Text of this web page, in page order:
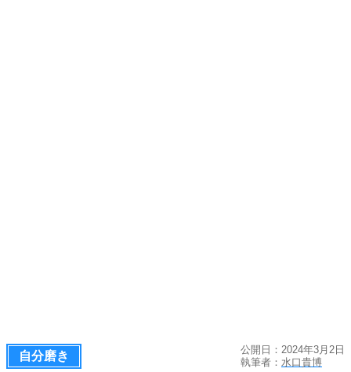
自分磨き
公開日：2024年3月2日
執筆者： 水口貴博